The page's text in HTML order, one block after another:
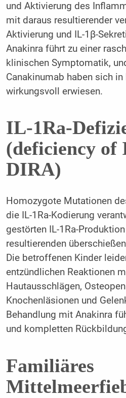
und Aktivierung des
mit daraus resultierender
Aktivierung und IL-1β-
Anakinra führt zu einer
klinischen Symptomatik,
Canakinumab haben sich
wirkungsvoll erwiesen.
IL-1Ra-
(deficiency of
DIRA)
Homozygote Mutationen
die IL-1Ra-Kodierung
gestörten IL-1Ra-
resultierenden
Die betroffenen Kinder
entzündlichen Reaktionen
Hautausschlägen,
Knochenläsionen und
Behandlung mit Anakinra
und kompletten
Familiäres